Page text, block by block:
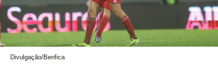
Divulgação/Benfica